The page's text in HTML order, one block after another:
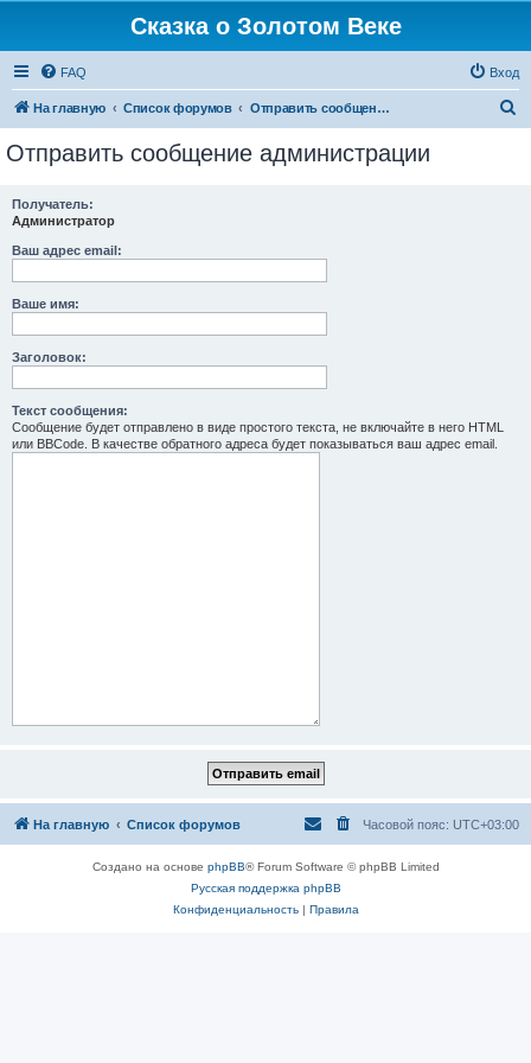
Сказка о Золотом Веке
FAQ Вход
На главную Список форумов Отправить сообщение администрации
Отправить сообщение администрации
Получатель:
Администратор
Ваш адрес email:
Ваше имя:
Заголовок:
Текст сообщения:
Сообщение будет отправлено в виде простого текста, не включайте в него HTML
или BBCode. В качестве обратного адреса будет показываться ваш адрес email.
На главную Список форумов Часовой пояс: UTC+03:00
Создано на основе phpBB® Forum Software © phpBB Limited
Русская поддержка phpBB
Конфиденциальность| Правила